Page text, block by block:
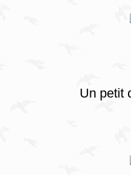
Un petit